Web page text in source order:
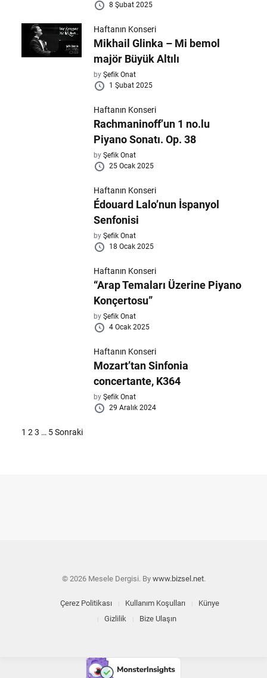
8 Şubat 2025
Haftanın Konseri
Mikhail Glinka – Mi bemol
majör Büyük Altılı
byŞefik Onat
1 Şubat 2025
Haftanın Konseri
Rachmaninoff’un 1 no.lu
Piyano Sonatı. Op. 38
byŞefik Onat
25 Ocak 2025
Haftanın Konseri
Édouard Lalo’nun İspanyol
Senfonisi
byŞefik Onat
18 Ocak 2025
Haftanın Konseri
“Arap Temaları Üzerine Piyano
Konçertosu”
byŞefik Onat
4 Ocak 2025
Haftanın Konseri
Mozart’tan Sinfonia
concertante, K364
byŞefik Onat
29 Aralık 2024
Yazı
1 2 3 … 5Sonraki
© 2026 Mesele Dergisi. By www.bizsel.net.
Çerez Politikası Kullanım Koşulları
Künye
Gizlilik
Bize Ulaşın